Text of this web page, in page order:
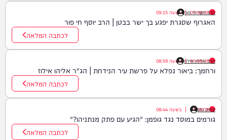
הרב יוסף חי פור
07/08/26
| בשעה 09:15
האגרוף שסגרת יפגע בך ישר בבטן | הרב יוסף חי פור
לכתבה המלאה
הרב אליהו אילוז
07/08/26
| בשעה 08:59
ורחמך: ביאור נפלא על פרשת עיר הנידחת | הג"ר אליהו אילוז
לכתבה המלאה
יצחק כהן
07/08/26
| בשעה 08:44
גורמים במוסד נגד גופמן: "הגיע עם פתק מנתניהו?"
לכתבה המלאה